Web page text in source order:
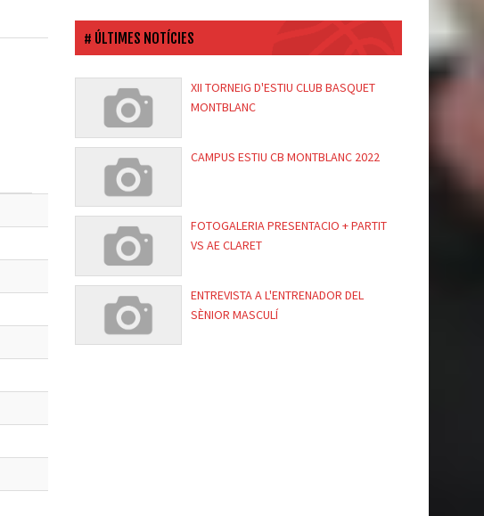
ÚLTIMES NOTÍCIES
XII TORNEIG D'ESTIU CLUB BASQUET
MONTBLANC
CAMPUS ESTIU CB MONTBLANC 2022
FOTOGALERIA PRESENTACIO + PARTIT
VS AE CLARET
ENTREVISTA A L'ENTRENADOR DEL
SÈNIOR MASCULÍ